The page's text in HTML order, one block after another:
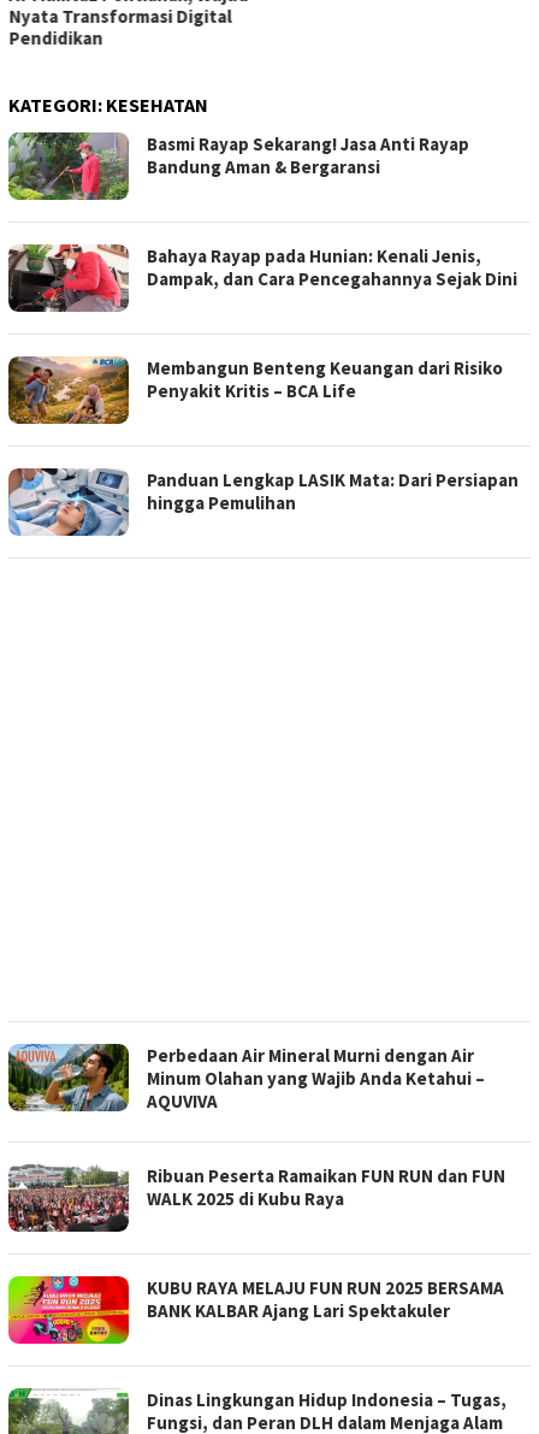
Nyata Transformasi Digital
Pendidikan
KATEGORI: KESEHATAN
Basmi Rayap Sekarang! Jasa Anti Rayap
Bandung Aman & Bergaransi
Bahaya Rayap pada Hunian: Kenali Jenis,
Dampak, dan Cara Pencegahannya Sejak Dini
Membangun Benteng Keuangan dari Risiko
Penyakit Kritis – BCA Life
Panduan Lengkap LASIK Mata: Dari Persiapan
hingga Pemulihan
Perbedaan Air Mineral Murni dengan Air
Minum Olahan yang Wajib Anda Ketahui –
AQUVIVA
Ribuan Peserta Ramaikan FUN RUN dan FUN
WALK 2025 di Kubu Raya
KUBU RAYA MELAJU FUN RUN 2025 BERSAMA
BANK KALBAR Ajang Lari Spektakuler
Dinas Lingkungan Hidup Indonesia – Tugas,
Fungsi, dan Peran DLH dalam Menjaga Alam